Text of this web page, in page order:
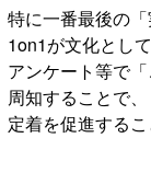
特に一番最後の「
1on1が文化とし
アンケート等で
周知することで、
定着を促進するこ